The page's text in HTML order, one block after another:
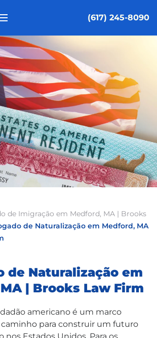
conteúdo principal
(617) 245-8090
de Imigração em Medford, MA | Brooks
de Naturalização em Medford, MA
de Naturalização em
| Brooks Law Firm
americano é um marco
para construir um futuro
nos Estados Unidos. Para os